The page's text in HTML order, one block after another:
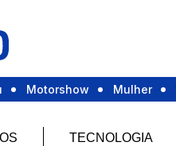
Motorshow Mulher
TECNOLOGIA